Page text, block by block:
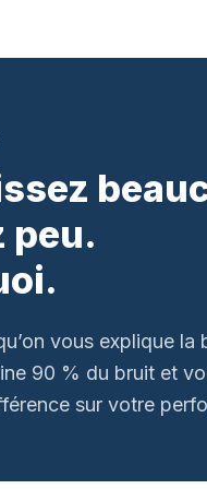
peu.
vous explique la
90 % du bruit et
sur votre